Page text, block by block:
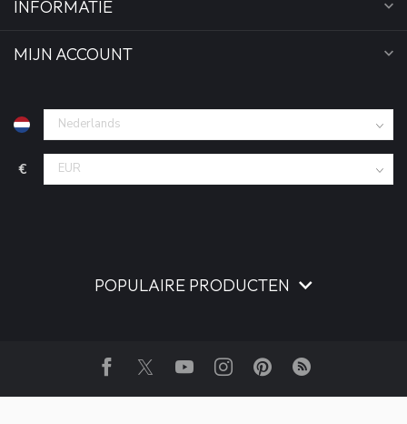
INFORMATIE
MIJN ACCOUNT
€
POPULAIRE PRODUCTEN